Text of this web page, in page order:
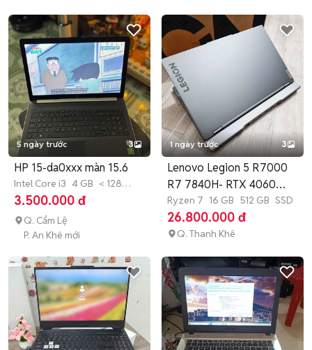
5 ngày trước 3
HP 15-da0xxx màn 15.6
Intel Core i3 4 GB < 128
GB SSD
3.500.000 đ
Q. Cẩm Lệ
P. An Khê mới
1 ngày trước 3
Lenovo Legion 5 R7000
R7 7840H- RTX 4060
NHƯ NEW
Ryzen 7 16 GB 512 GB SSD
26.800.000 đ
Q. Thanh Khê